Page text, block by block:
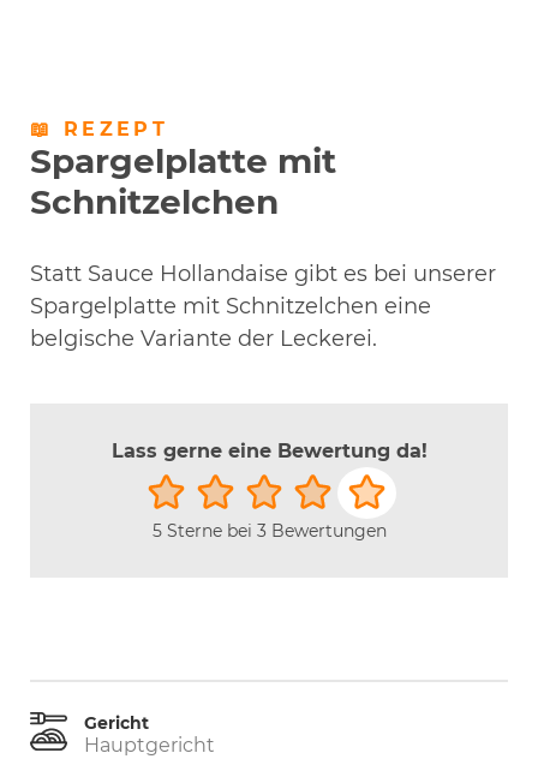
📖 REZEPT
Spargelplatte mit
Schnitzelchen
Statt Sauce Hollandaise gibt es bei unserer
Spargelplatte mit Schnitzelchen eine
belgische Variante der Leckerei.
Lass gerne eine Bewertung da!
5 Sterne bei 3 Bewertungen
Gericht
Hauptgericht